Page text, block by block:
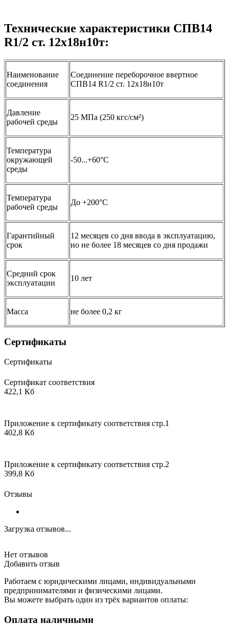
Технические характеристики СПВ14
R1/2 ст. 12х18н10т:
Наименование
соединения
Соединение переборочное ввертное
СПВ14 R1/2 ст. 12х18н10т
Давление
рабочей среды
25 МПа (250 кгс/см²)
Температура
окружающей
среды
-50...+60°С
Температура
рабочей среды
До +200°C
Гарантийный
срок
12 месяцев со дня ввода в эксплуатацию,
но не более 18 месяцев со дня продажи
Средний срок
эксплуатации
10 лет
Масса не более 0,2 кг
Сертификаты
Сертификаты
Сертификат соответствия
422,1 Кб
Приложение к сертификату соответствия стр.1
402,8 Кб
Приложение к сертификату соответствия стр.2
399,8 Кб
Отзывы
Загрузка отзывов...
Нет отзывов
Добавить отзыв
Работаем с юридическими лицами, индивидуальными
предпринимателями и физическими лицами.
Вы можете выбрать один из трёх вариантов оплаты:
Оплата наличными